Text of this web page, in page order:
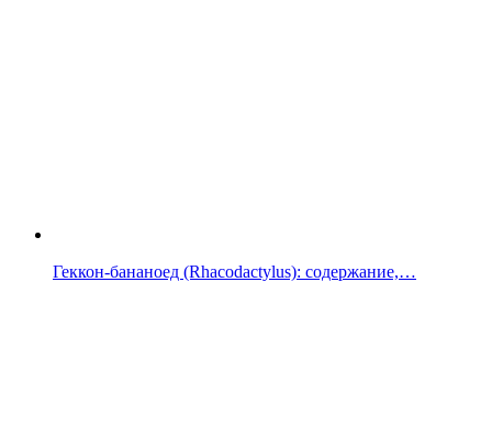
Геккон-бананоед (Rhacodactylus): содержание,…